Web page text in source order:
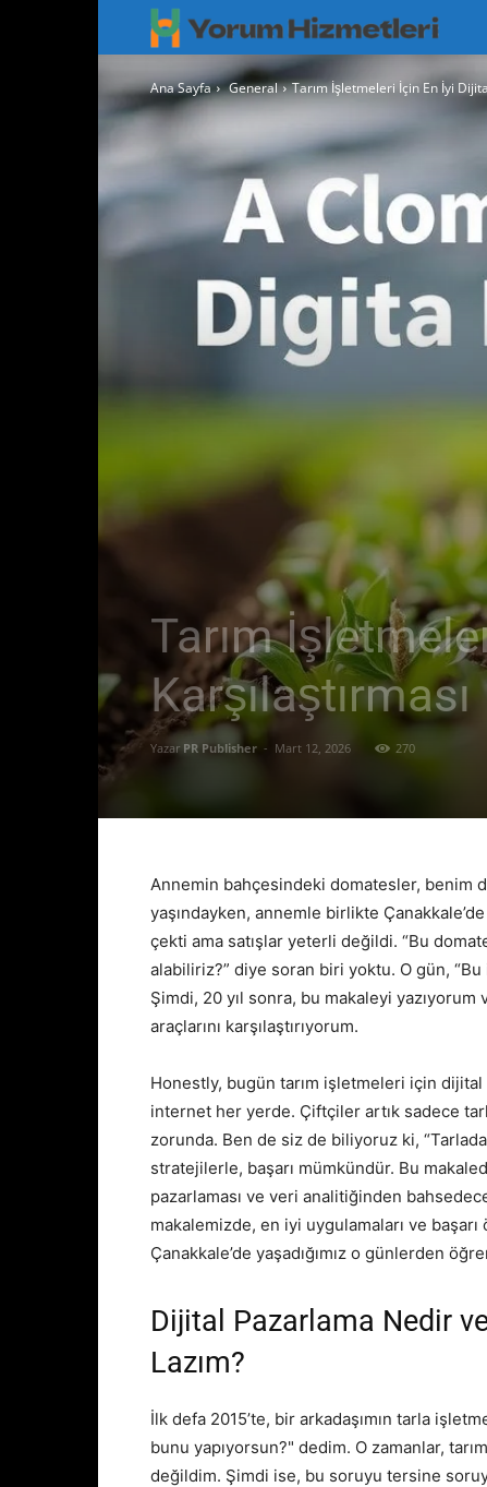
Google
Yorum
–
Google
Maps
Ana Sayfa General Tarım İşletmeleri İçin En İyi
Tarım
Karşılaştırması
Yazar PR Publisher - Mart 12, 2026 270
Annemin bahçesindeki domatesler, benim
yaşındayken, annemle birlikte
çekti ama satışlar yeterli değildi. “Bu
alabiliriz?” diye soran biri yoktu. O gün,
Şimdi, 20 yıl sonra, bu makaleyi
araçlarını karşılaştırıyorum.
Honestly, bugün tarım işletmeleri için
internet her yerde. Çiftçiler artık sadece
zorunda. Ben de siz de biliyoruz ki,
stratejilerle, başarı mümkündür. Bu
pazarlaması ve veri analitiğinden
makalemizde, en iyi uygulamaları ve
Çanakkale’de yaşadığımız o günlerden
Dijital Pazarlama Nedir
Lazım?
İlk defa 2015’te, bir arkadaşımın tarla
bunu yapıyorsun?" dedim. O zamanlar,
değildim. Şimdi ise, bu soruyu tersine